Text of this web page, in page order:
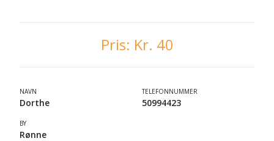
Pris: Kr. 40
NAVN
Dorthe
TELEFONNUMMER
50994423
BY
Rønne